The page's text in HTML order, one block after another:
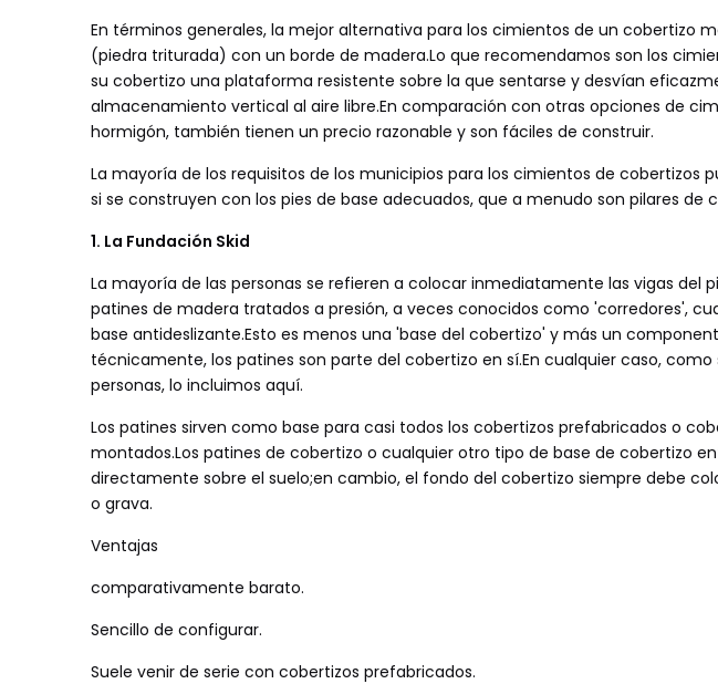
En términos generales, la mejor alternativa para los cimientos de un cobertizo
(piedra triturada) con un borde de madera.Lo que recomendamos son los
su cobertizo una plataforma resistente sobre la que sentarse y desvían
almacenamiento vertical al aire libre.En comparación con otras opciones de
hormigón, también tienen un precio razonable y son fáciles de construir.
La mayoría de los requisitos de los municipios para los cimientos de cobertizos
si se construyen con los pies de base adecuados, que a menudo son pilares de
1. La Fundación Skid
La mayoría de las personas se refieren a colocar inmediatamente las vigas del
patines de madera tratados a presión, a veces conocidos como 'corredores',
base antideslizante.Esto es menos una 'base del cobertizo' y más un
técnicamente, los patines son parte del cobertizo en sí.En cualquier caso,
personas, lo incluimos aquí.
Los patines sirven como base para casi todos los cobertizos prefabricados o
montados.Los patines de cobertizo o cualquier otro tipo de base de cobertizo
directamente sobre el suelo;en cambio, el fondo del cobertizo siempre debe
o grava.
Ventajas
comparativamente barato.
Sencillo de configurar.
Suele venir de serie con cobertizos prefabricados.